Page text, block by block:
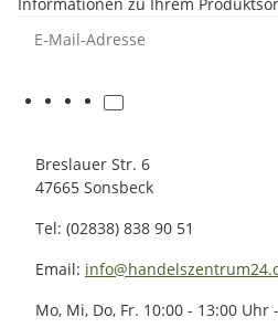
Breslauer Str. 6
47665 Sonsbeck
Tel: (02838) 838 90 51
Email:
Mo, Mi, Do, Fr. 10:00 - 13:00